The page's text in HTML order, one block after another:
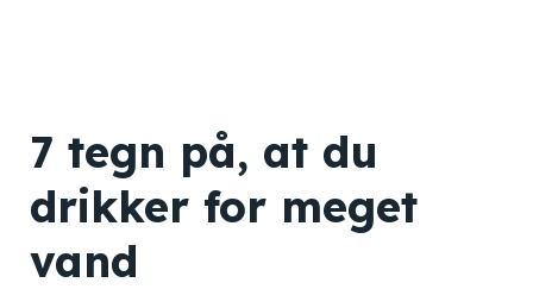
7 tegn på, at du
drikker for meget
vand